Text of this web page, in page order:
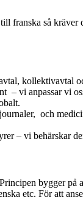
så kräver
kollektivavtal
– vi anpassar vi
och
– vi behärskar
bygger på
etc. För att